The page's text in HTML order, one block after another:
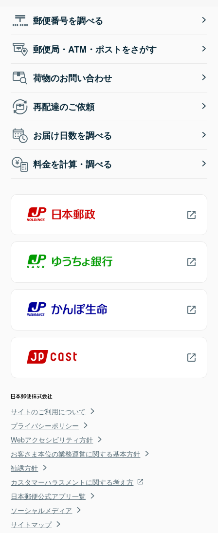
郵便番号を調べる
郵便局・ATM・ポストをさがす
荷物のお問い合わせ
再配達のご依頼
お届け日数を調べる
料金を計算・調べる
サイトのご利用について
プライバシーポリシー
Webアクセシビリティ方針
お客さま本位の業務運営に関する基本方針
勧誘方針
カスタマーハラスメントに関する考え方
日本郵便公式アプリ一覧
ソーシャルメディア
サイトマップ